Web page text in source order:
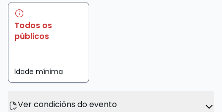
Todos os
públicos
Idade mínima
Ver condicións do evento